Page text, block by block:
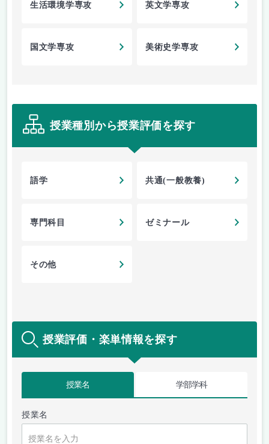
生活環境学専攻 英文学専攻
国文学専攻 美術史学専攻
授業種別から授業評価を探す
語学 共通(一般教養)
専門科目 ゼミナール
その他
授業評価・楽単情報を探す
授業名 学部学科
授業名